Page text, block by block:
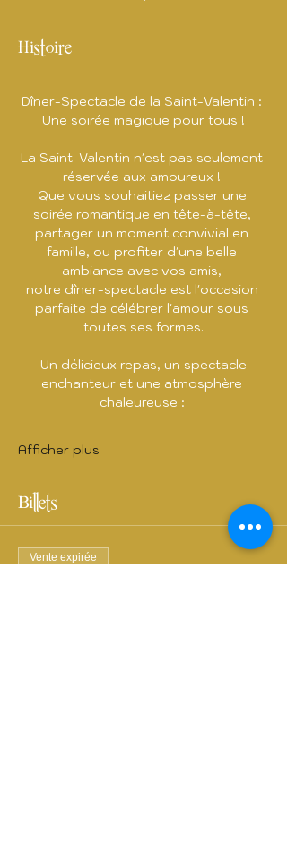
Histoire
Dîner-Spectacle de la Saint-Valentin :
Une soirée magique pour tous !
La Saint-Valentin n'est pas seulement
réservée aux amoureux !
Que vous souhaitiez passer une
soirée romantique en tête-à-tête,
partager un moment convivial en
famille, ou profiter d'une belle
ambiance avec vos amis,
notre dîner-spectacle est l'occasion
parfaite de célébrer l'amour sous
toutes ses formes.
enchanteur et une atmosphère
chaleureuse :
Afficher plus
Billets
Vente expirée